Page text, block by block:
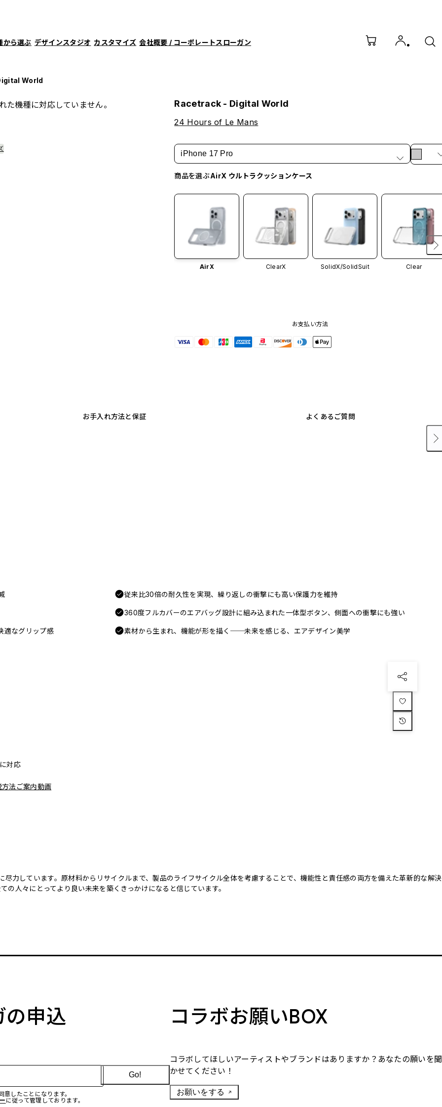
から選ぶ デザインスタジオ カスタマイズ 会社概要 / コーポレートスローガン
World
機種に対応していません。 Racetrack - Digital World
24 Hours of Le Mans
iPhone 17 Pro
商品を選ぶAirX ウルトラクッションケース
AirX ClearX SolidX/SolidSuit Clear
お支払い方法
お手入れ方法と保証 よくあるご質問
従来比30倍の耐久性を実現、繰り返しの衝撃にも高い保護力を維持
360度フルカバーのエアバッグ設計に組み込まれた一体型ボタン、側面への衝撃にも強い
適なグリップ感 素材から生まれ、機能が形を描く──未来を感じる、エアデザイン美学
対応
方法ご案内動画
力しています。原材料からリサイクルまで、製品のライフサイクル全体を考慮することで、機能性と責任感の両方を備えた革新的な解決
人々にとってより良い未来を築くきっかけになると信じています。
の申込
したことになります。
に従って管理しております。
Go!
コラボお願いBOX
コラボしてほしいアーティストやブランドはありますか？あなたの願いを聞
かせてください！
お願いをする